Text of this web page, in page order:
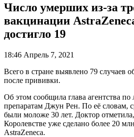
Число умерших из-за
вакцинации
достигло 19
18:46 Апрель 7, 2021
Всего в стране выявлено 79 случаев
после прививки.
Об этом сообщила глава агентства
препаратам Джун Рен. По её словам,
были моложе 30 лет. Доктор
Королевстве уже сделано более 20
AstraZeneca.